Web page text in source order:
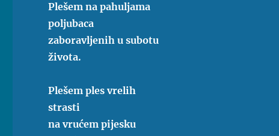
Plešem na pahuljama
poljubaca
zaboravljenih u subotu
života.
Plešem ples vrelih
strasti
na vrućem pijesku